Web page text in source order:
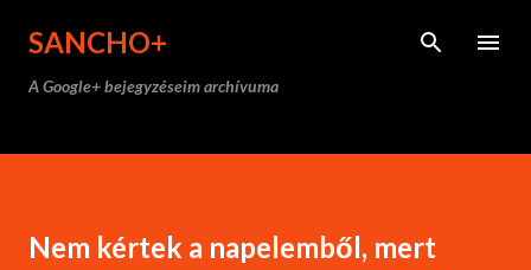
SANCHO+
A Google+ bejegyzéseim archívuma
Nem kértek a napelemből, mert